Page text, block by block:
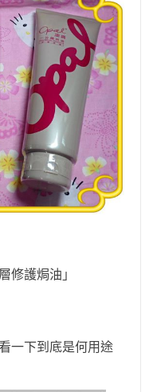
修護焗油 」
一下到底是何用途